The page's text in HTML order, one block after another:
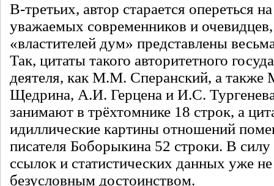
В-третьих, автор старается опереться
уважаемых современников и
«властителей дум» представлены
Так, цитаты такого авторитетного
деятеля, как М.М. Сперанский, а также
Щедрина, А.И. Герцена и И.С.
занимают в трёхтомнике 18 строк, а
идиллические картины отношений
писателя Боборыкина 52 строки. В силу
ссылок и статистических данных уже не
безусловным достоинством.